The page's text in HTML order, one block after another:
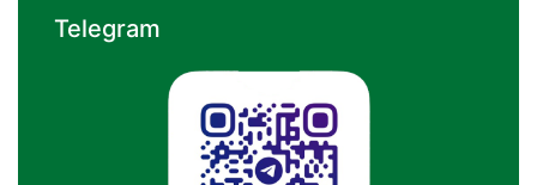
Telegram